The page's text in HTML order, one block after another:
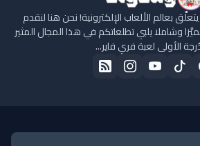
بعالم الألعاب الإلكترونية! نحن هنا لنقدم
وشاملا يلبي تطلعاتكم في هذا المجال المثير
الأولى لعبة فري فاير...
الخصوصيةاتفاقية الاستخدامتواصل معنا